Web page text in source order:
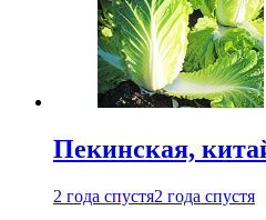
Пекинская,
2 года спустя2 года спустя